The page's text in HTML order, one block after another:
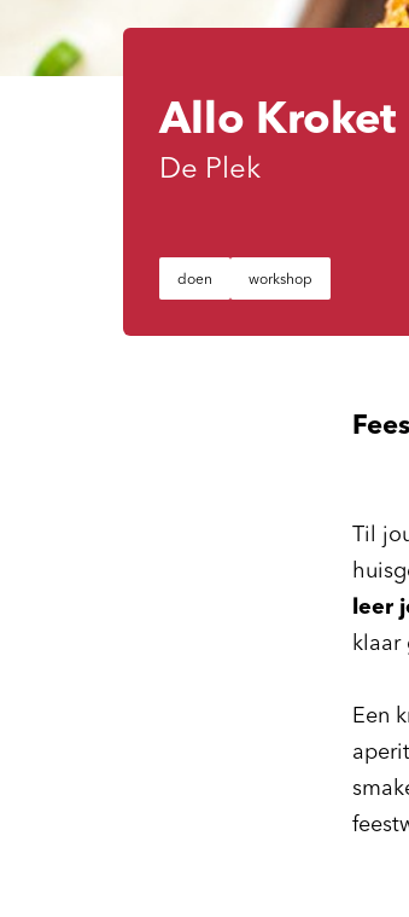
Allo Kroket
De Plek
doen workshop
Til
leer
klaar
Een